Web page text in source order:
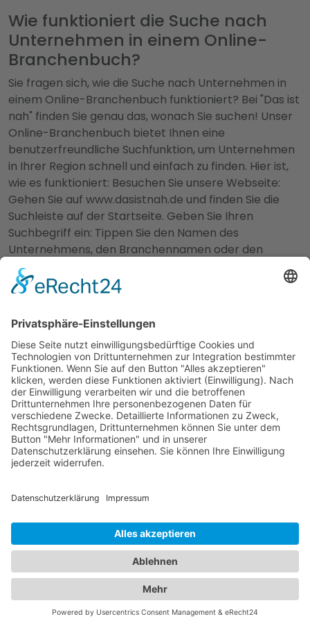
Wie funktioniert die Suche nach
Unternehmen in einem Online-
Branchenbuch?
Sie fragen sich, wie die Suche nach Unternehmen in
einem Online-Branchenbuch funktioniert? Bei "Das ist
nah" finden Sie genau das, wonach Sie suchen! Unser
Online-Branchenbuch bietet Ihnen eine
benutzerfreundliche Suchfunktion, um Unternehmen
in Ihrer Region schnell und einfach zu finden. Hier ist,
wie es funktioniert: Besuchen Sie unsere Webseite:
Gehen Sie auf www.dasistnah.de und finden Sie die
Suchleiste auf der Startseite. Geben Sie Ihren
Suchbegriff ein: Tippen Sie den Namen des
Unternehmens, den Branchennamen oder den
gewünschten Service in die Suchleiste ein. Sie können
auch die Standortinformationen hinzufügen, um die
Ihre Suche: Nutzen Sie die Filteroptionen, um Ihre
Suche weiter anzupassen. Sie können nach
Kategorien, Bewertungen oder anderen spezifischen
Kriterien filtern. Erhalten Sie relevante Ergebnisse:
Unsere Suchmaschine durchsucht das Branchenbuch
und präsentiert Ihnen eine Liste von Unternehmen,
die Ihren Suchkriterien entsprechen. Sie können
weitere Informationen wie Kontaktdaten,
Öffnungszeiten und Kundenbewertungen einsehen.
Kontaktieren Sie das gewünschte Unternehmen:
haben, können Sie direkt Kontakt aufnehmen, um
zu vereinbaren. Mit "Das ist nah" haben Sie Zugriff auf
ein umfassendes Online-Branchenbuch, das Ihnen
hilft, Unternehmen in Ihrer Region schnell und
unkompliziert zu finden. Nutzen Sie unser Portal, um
lokale Unternehmen zu entdecken und von deren
Produkten und Dienstleistungen zu profitieren.